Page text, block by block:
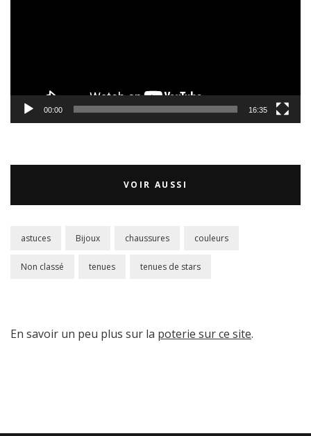
00:00 16:35
VOIR AUSSI
astuces Bijoux chaussures couleurs
Non classé tenues tenues de stars
En savoir un peu plus sur la poterie sur ce site.